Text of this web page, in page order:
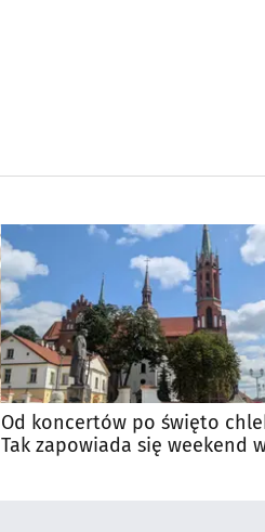
Od koncertów po święto
Tak zapowiada się weekend